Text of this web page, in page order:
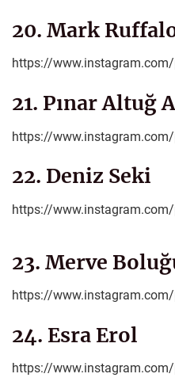
20. Mark
https://
21. Pınar Altuğ
https://
22. Deniz Seki
https://
23. Merve
https://
24. Esra Erol
https://